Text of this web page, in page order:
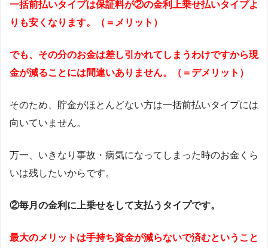
一括前払いタイプは保証料が②の金利上乗せ払いタイプよ
りも安くなります。（＝メリット）
でも、その分のお金は差し引かれてしまうわけですから現
金が減ることには間違いありません。（＝デメリット）
そのため、貯金がほとんどない方は一括前払いタイプには
向いていません。
万一、いきなり事故・病気になってしまった時のお金くら
いは残したいからです。
②毎月の金利に上乗せをして支払うタイプです。
最大のメリットは手持ち資金が減らないで済むということ